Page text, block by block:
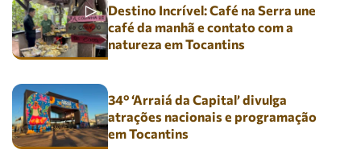
Destino Incrível: Café na Serra une
café da manhã e contato com a
natureza em Tocantins
34º ‘Arraiá da Capital’ divulga
atrações nacionais e programação
em Tocantins